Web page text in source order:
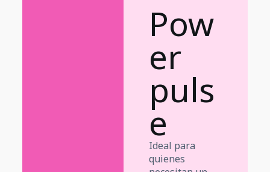
Pow
er
puls
e
Ideal para
quienes